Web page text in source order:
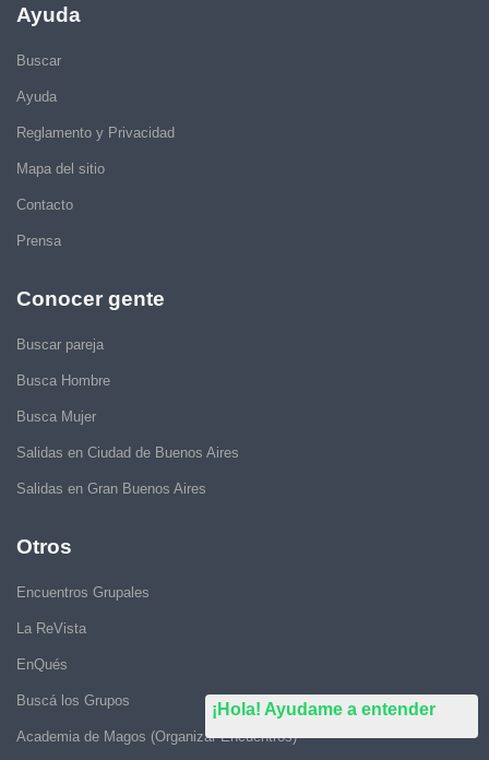
¡Hola! Ayudame a entender
Ayuda
Buscar
Ayuda
Reglamento y Privacidad
Mapa del sitio
Contacto
Prensa
Conocer gente
Buscar pareja
Busca Hombre
Busca Mujer
Salidas en Ciudad de Buenos Aires
Salidas en Gran Buenos Aires
Otros
Encuentros Grupales
La ReVista
EnQués
Buscá los Grupos
Academia de Magos (Organizar Encuentros)